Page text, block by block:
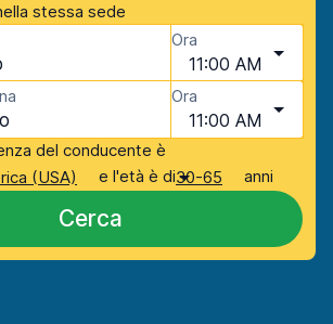
stessa sede
Ora
11:00 AM
Ora
11:00 AM
del conducente è
(USA)
e l'età è di30-65 anni
Cerca